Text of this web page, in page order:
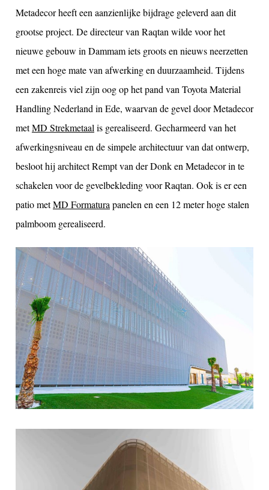
Metadecor heeft een aanzienlijke bijdrage geleverd aan dit
grootse project. De directeur van Raqtan wilde voor het
nieuwe gebouw in Dammam iets groots en nieuws neerzetten
met een hoge mate van afwerking en duurzaamheid. Tijdens
een zakenreis viel zijn oog op het pand van Toyota Material
Handling Nederland in Ede, waarvan de gevel door Metadecor
metMD Strekmetaal is gerealiseerd. Gecharmeerd van het
afwerkingsniveau en de simpele architectuur van dat ontwerp,
besloot hij architect Rempt van der Donk en Metadecor in te
schakelen voor de gevelbekleding voor Raqtan. Ook is er een
patio metMD Formatura panelen en een 12 meter hoge stalen
palmboom gerealiseerd.